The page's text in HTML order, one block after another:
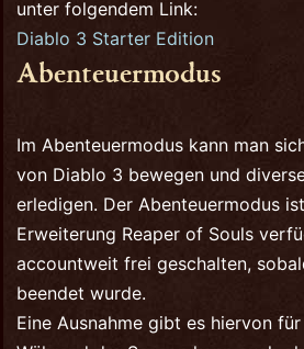
unter folgendem Link:
Diablo 3 Starter Edition
Abenteuermodus
Im Abenteuermodus kann man
von Diablo 3 bewegen und
erledigen. Der Abenteuermodus
Erweiterung Reaper of Souls
accountweit frei geschalten,
beendet wurde.
Eine Ausnahme gibt es hiervon